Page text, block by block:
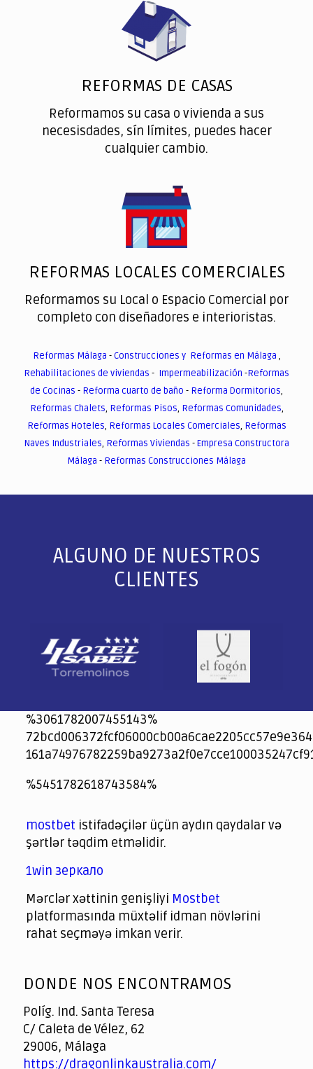
REFORMAS DE CASAS
Reformamos su casa o vivienda a sus
necesisdades, sín límites, puedes hacer
cualquier cambio.
REFORMAS LOCALES COMERCIALES
Reformamos su Local o Espacio Comercial por
completo con diseñadores e interioristas.
Reformas Málaga -Construcciones y Reformas en Málaga ,
Rehabilitaciones de viviendas - Impermeabilización -Reformas
de Cocinas - Reforma cuarto de baño - Reforma Dormitorios,
Reformas Chalets, Reformas Pisos, Reformas Comunidades,
Reformas Hoteles, Reformas Locales Comerciales, Reformas
Naves Industriales, Reformas Viviendas -Empresa Constructora
Málaga - Reformas Construcciones Málaga
ALGUNO DE NUESTROS
CLIENTES
%3061782007455143%
jeetcity
1xbet
jeet city casino
%5451782618743584%
spintiger
Avabet
Spinrise
Crown Green
Crowngreen casino login
슈가 러쉬1000 슬롯
crazy time casino online
1xcasinozambia.com
codingworldnews.com
parimatch.kr
winorio
winorio casino
winorio
mostbet istifadəçilər üçün aydın qaydalar və
şərtlər təqdim etməlidir.
1win зеркало
Mərclər xəttinin genişliyi Mostbet
platformasında müxtəlif idman növlərini
rahat seçməyə imkan verir.
of
DONDE NOS ENCONTRAMOS
Políg. Ind. Santa Teresa
C/ Caleta de Vélez, 62
29006, Málaga
https://dragonlinkaustralia.com/